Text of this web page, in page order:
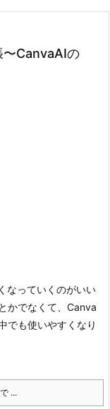
〜CanvaAIの
なっていくのがいい
かでなくて、Canva
でも使いやすくなり
...